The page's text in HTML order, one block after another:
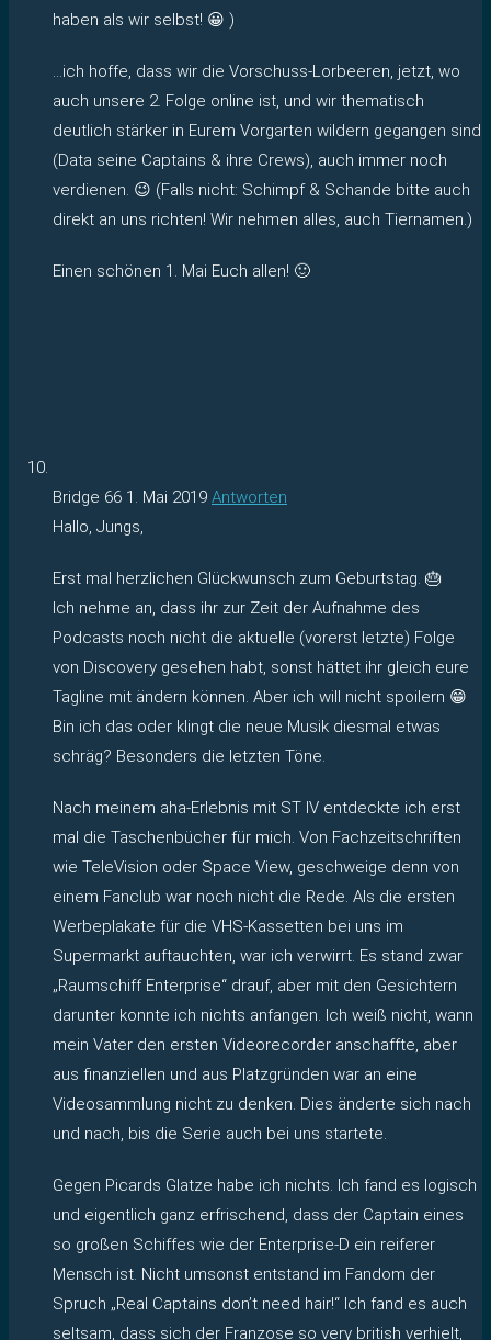
haben als wir selbst! 😀 )
…ich hoffe, dass wir die Vorschuss-Lorbeeren, jetzt, wo
auch unsere 2. Folge online ist, und wir thematisch
deutlich stärker in Eurem Vorgarten wildern gegangen sind
(Data seine Captains & ihre Crews), auch immer noch
verdienen. 😉 (Falls nicht: Schimpf & Schande bitte auch
direkt an uns richten! Wir nehmen alles, auch Tiernamen.)
Einen schönen 1. Mai Euch allen! 🙂
Bridge 66 1. Mai 2019 Antworten
Hallo, Jungs,
Erst mal herzlichen Glückwunsch zum Geburtstag. 🎂
Ich nehme an, dass ihr zur Zeit der Aufnahme des
Podcasts noch nicht die aktuelle (vorerst letzte) Folge
von Discovery gesehen habt, sonst hättet ihr gleich eure
Tagline mit ändern können. Aber ich will nicht spoilern 😁
Bin ich das oder klingt die neue Musik diesmal etwas
schräg? Besonders die letzten Töne.
Nach meinem aha-Erlebnis mit ST IV entdeckte ich erst
mal die Taschenbücher für mich. Von Fachzeitschriften
wie TeleVision oder Space View, geschweige denn von
einem Fanclub war noch nicht die Rede. Als die ersten
Werbeplakate für die VHS-Kassetten bei uns im
Supermarkt auftauchten, war ich verwirrt. Es stand zwar
„Raumschiff Enterprise“ drauf, aber mit den Gesichtern
darunter konnte ich nichts anfangen. Ich weiß nicht, wann
mein Vater den ersten Videorecorder anschaffte, aber
aus finanziellen und aus Platzgründen war an eine
Videosammlung nicht zu denken. Dies änderte sich nach
und nach, bis die Serie auch bei uns startete.
Gegen Picards Glatze habe ich nichts. Ich fand es logisch
und eigentlich ganz erfrischend, dass der Captain eines
so großen Schiffes wie der Enterprise-D ein reiferer
Mensch ist. Nicht umsonst entstand im Fandom der
Spruch „Real Captains don’t need hair!“ Ich fand es auch
seltsam, dass sich der Franzose so very british verhielt,